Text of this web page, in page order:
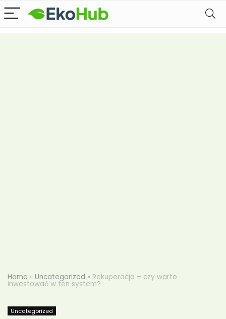
Home » Uncategorized » Rekuperacja – czy warto
inwestować w ten system?
Uncategorized